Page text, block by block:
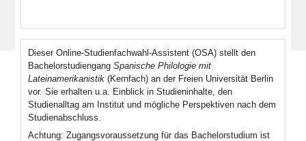
Dieser Online-Studienfachwahl-Assistent (OSA) stellt den
Bachelorstudiengang Spanische Philologie mit
Lateinamerikanistik (Kernfach) an der Freien Universität Berlin
vor. Sie erhalten u.a. Einblick in Studieninhalte, den
Studienalltag am Institut und mögliche Perspektiven nach dem
Studienabschluss.
Achtung: Zugangsvoraussetzung für das Bachelorstudium ist